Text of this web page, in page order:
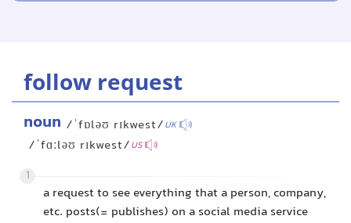
follow request
noun /ˈfɒləʊ rɪkwest/UK
/ˈfɑːləʊ rɪkwest/US
1
a request to see everything that a person, company,
etc. posts(= publishes) on a social media service